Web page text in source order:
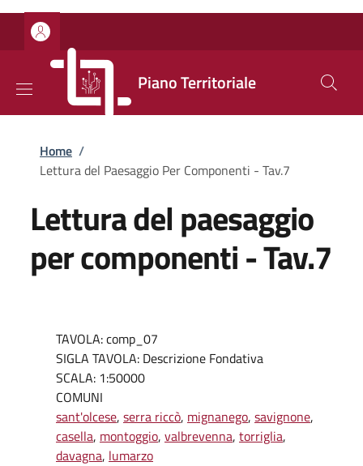
Salta al contenuto principale
Skip to footer content
Piano Territoriale
Briciole di pane
Home /
Lettura del Paesaggio Per Componenti - Tav.7
Lettura del paesaggio
per componenti - Tav.7
TAVOLA: comp_07
SIGLA TAVOLA: Descrizione Fondativa
SCALA: 1:50000
COMUNI
sant'olcese, serra riccò, mignanego, savignone,
casella, montoggio, valbrevenna, torriglia,
davagna, lumarzo